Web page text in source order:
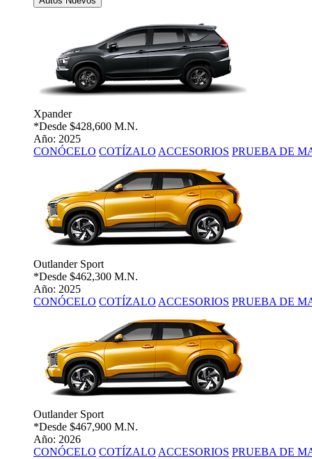
Xpander
*Desde $428,600 M.N.
Año: 2025
CONÓCELO COTÍZALO ACCESORIOS PRUEBA DE
Outlander Sport
*Desde $462,300 M.N.
Año: 2025
CONÓCELO COTÍZALO ACCESORIOS PRUEBA DE
Outlander Sport
*Desde $467,900 M.N.
Año: 2026
CONÓCELO COTÍZALO ACCESORIOS PRUEBA DE